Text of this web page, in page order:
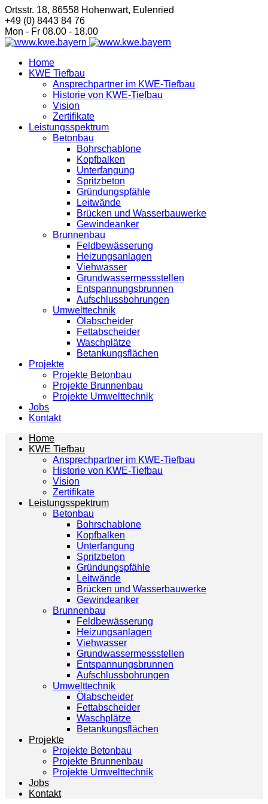
Ortsstr. 18, 86558 Hohenwart, Eulenried
+49 (0) 8443 84 76
Mon - Fr 08.00 - 18.00
Home
KWE Tiefbau
Ansprechpartner im KWE-Tiefbau
Historie von KWE-Tiefbau
Vision
Zertifikate
Leistungsspektrum
Betonbau
Bohrschablone
Kopfbalken
Unterfangung
Spritzbeton
Gründungspfähle
Leitwände
Brücken und Wasserbauwerke
Gewindeanker
Brunnenbau
Feldbewässerung
Heizungsanlagen
Viehwasser
Grundwassermessstellen
Entspannungsbrunnen
Aufschlussbohrungen
Umwelttechnik
Ölabscheider
Fettabscheider
Waschplätze
Betankungsflächen
Projekte
Projekte Betonbau
Projekte Brunnenbau
Projekte Umwelttechnik
Jobs
Kontakt
Home
KWE Tiefbau
Ansprechpartner im KWE-Tiefbau
Historie von KWE-Tiefbau
Vision
Zertifikate
Leistungsspektrum
Betonbau
Bohrschablone
Kopfbalken
Unterfangung
Spritzbeton
Gründungspfähle
Leitwände
Brücken und Wasserbauwerke
Gewindeanker
Brunnenbau
Feldbewässerung
Heizungsanlagen
Viehwasser
Grundwassermessstellen
Entspannungsbrunnen
Aufschlussbohrungen
Umwelttechnik
Ölabscheider
Fettabscheider
Waschplätze
Betankungsflächen
Projekte
Projekte Betonbau
Projekte Brunnenbau
Projekte Umwelttechnik
Jobs
Kontakt